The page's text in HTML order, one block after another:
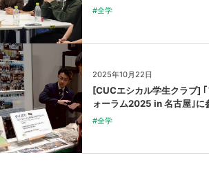
#全学
2025年10月22日
[CUCエシカル学生クラブ]
ォーラム2025 in 名古屋｣に
#全学